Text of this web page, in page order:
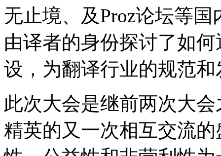
无止境、及Proz论坛等
由译者的身份探讨了如
设，为翻译行业的规范
此次大会是继前两次大
精英的又一次相互交流